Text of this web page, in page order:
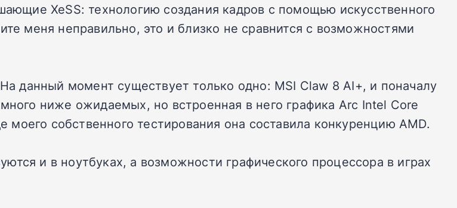
XeSS: технологию создания кадров с помощью искусственного
меня неправильно, это и близко не сравнится с возможностями
данный момент существует только одно: MSI Claw 8 AI+, и поначалу
ниже ожидаемых, но встроенная в него графика Arc Intel Core
собственного тестирования она составила конкуренцию AMD.
и в ноутбуках, а возможности графического процессора в играх